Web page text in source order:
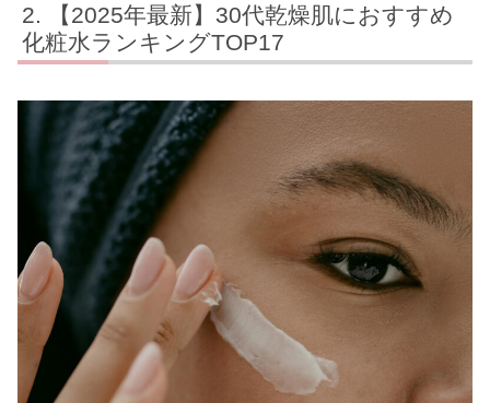
【2025年最新】30代乾燥肌におすすめ
化粧水ランキングTOP17